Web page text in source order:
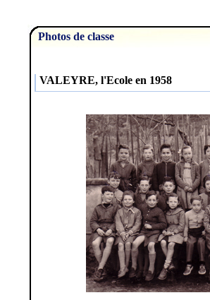
Photos de classe
VALEYRE, l'Ecole en 1958